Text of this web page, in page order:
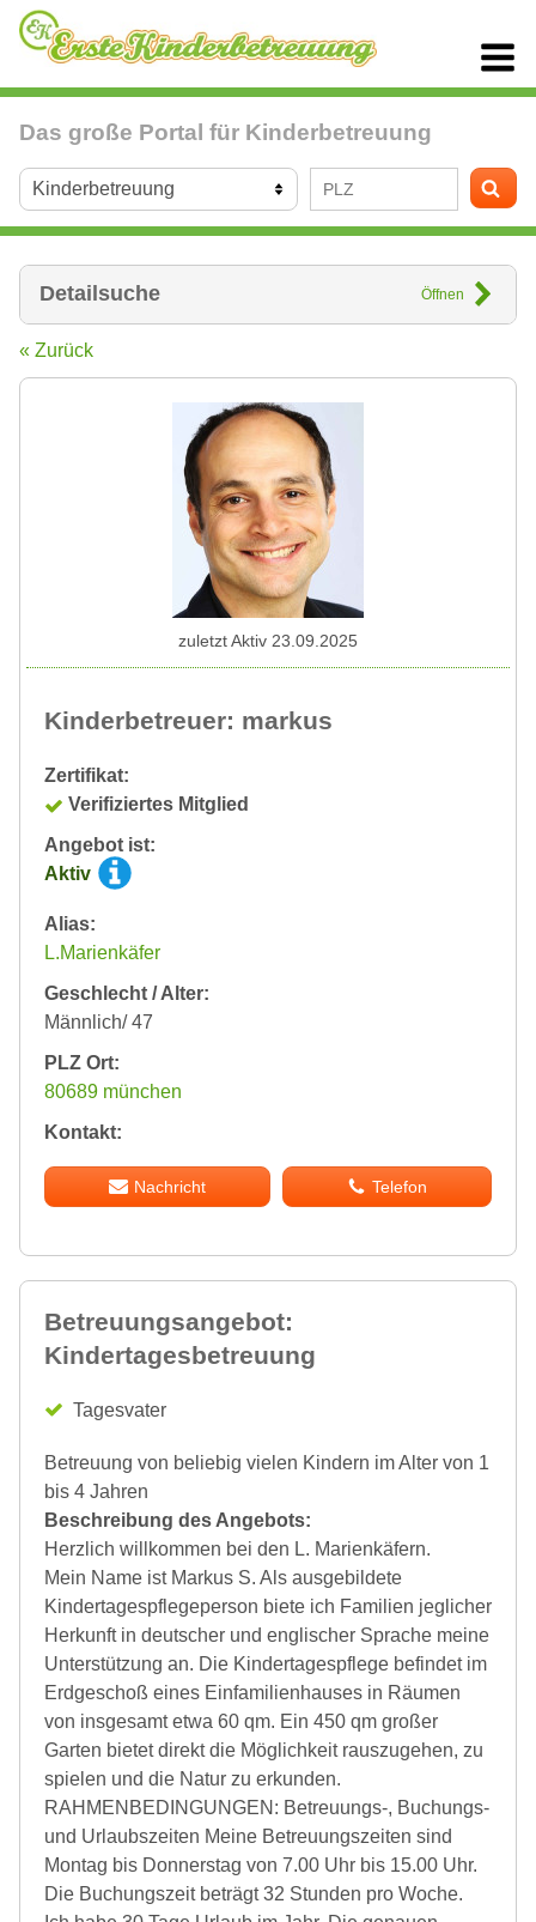
Das große Portal für Kinderbetreuung
Detailsuche Öffnen
« Zurück
Kinderbetreuer: markus
Zertifikat:
Verifiziertes Mitglied
Angebot ist:
Aktiv
Alias:
L.Marienkäfer
Geschlecht / Alter:
Männlich/ 47
PLZ Ort:
80689 münchen
Kontakt:
Nachricht Telefon
zuletzt Aktiv 23.09.2025
Betreuungsangebot:
Kindertagesbetreuung
Tagesvater
Betreuung von beliebig vielen Kindern im Alter von 1
bis 4 Jahren
Beschreibung des Angebots:
Herzlich willkommen bei den L. Marienkäfern.
Mein Name ist Markus S. Als ausgebildete
Kindertagespflegeperson biete ich Familien jeglicher
Herkunft in deutscher und englischer Sprache meine
Unterstützung an. Die Kindertagespflege befindet im
Erdgeschoß eines Einfamilienhauses in Räumen
von insgesamt etwa 60 qm. Ein 450 qm großer
Garten bietet direkt die Möglichkeit rauszugehen, zu
spielen und die Natur zu erkunden.
RAHMENBEDINGUNGEN: Betreuungs-, Buchungs-
und Urlaubszeiten Meine Betreuungszeiten sind
Montag bis Donnerstag von 7.00 Uhr bis 15.00 Uhr.
Die Buchungszeit beträgt 32 Stunden pro Woche.